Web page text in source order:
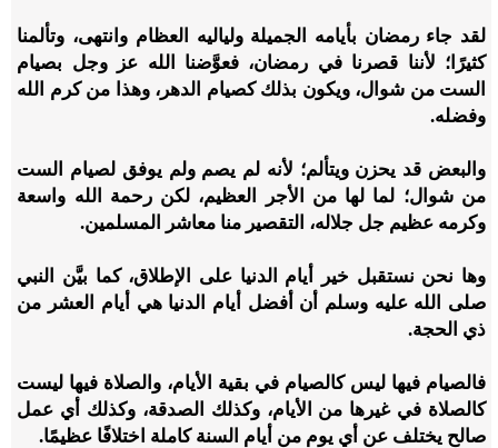
لقد جاء رمضان بأيامه الجميلة ولياليه العظام وانتهى، وتألمنا
كثيرًا؛ لأننا قصرنا في رمضان، فعوَّضنا الله عز وجل بصيام
الست من شوال، ويكون بذلك كصيام الدهر، وهذا من كرم الله
وفضله.
والبعض قد يحزن ويتألم؛ لأنه لم يصم ولم يوفق لصيام الست
من شوال؛ لما لها من الأجر العظيم، لكن رحمة الله واسعة
وكرمه عظيم جل جلاله، التقصير منا معاشر المسلمين.
وها نحن نستقبل خير أيام الدنيا على الإطلاق، كما بيَّن النبي
صلى الله عليه وسلم أن أفضل أيام الدنيا هي أيام العشر من
ذي الحجة.
فالصيام فيها ليس كالصيام في بقية الأيام، والصلاة فيها ليست
كالصلاة في غيرها من الأيام، وكذلك الصدقة، وكذلك أي عمل
صالح يختلف عن أي يوم من أيام السنة كاملة اختلافًا عظيمًا.